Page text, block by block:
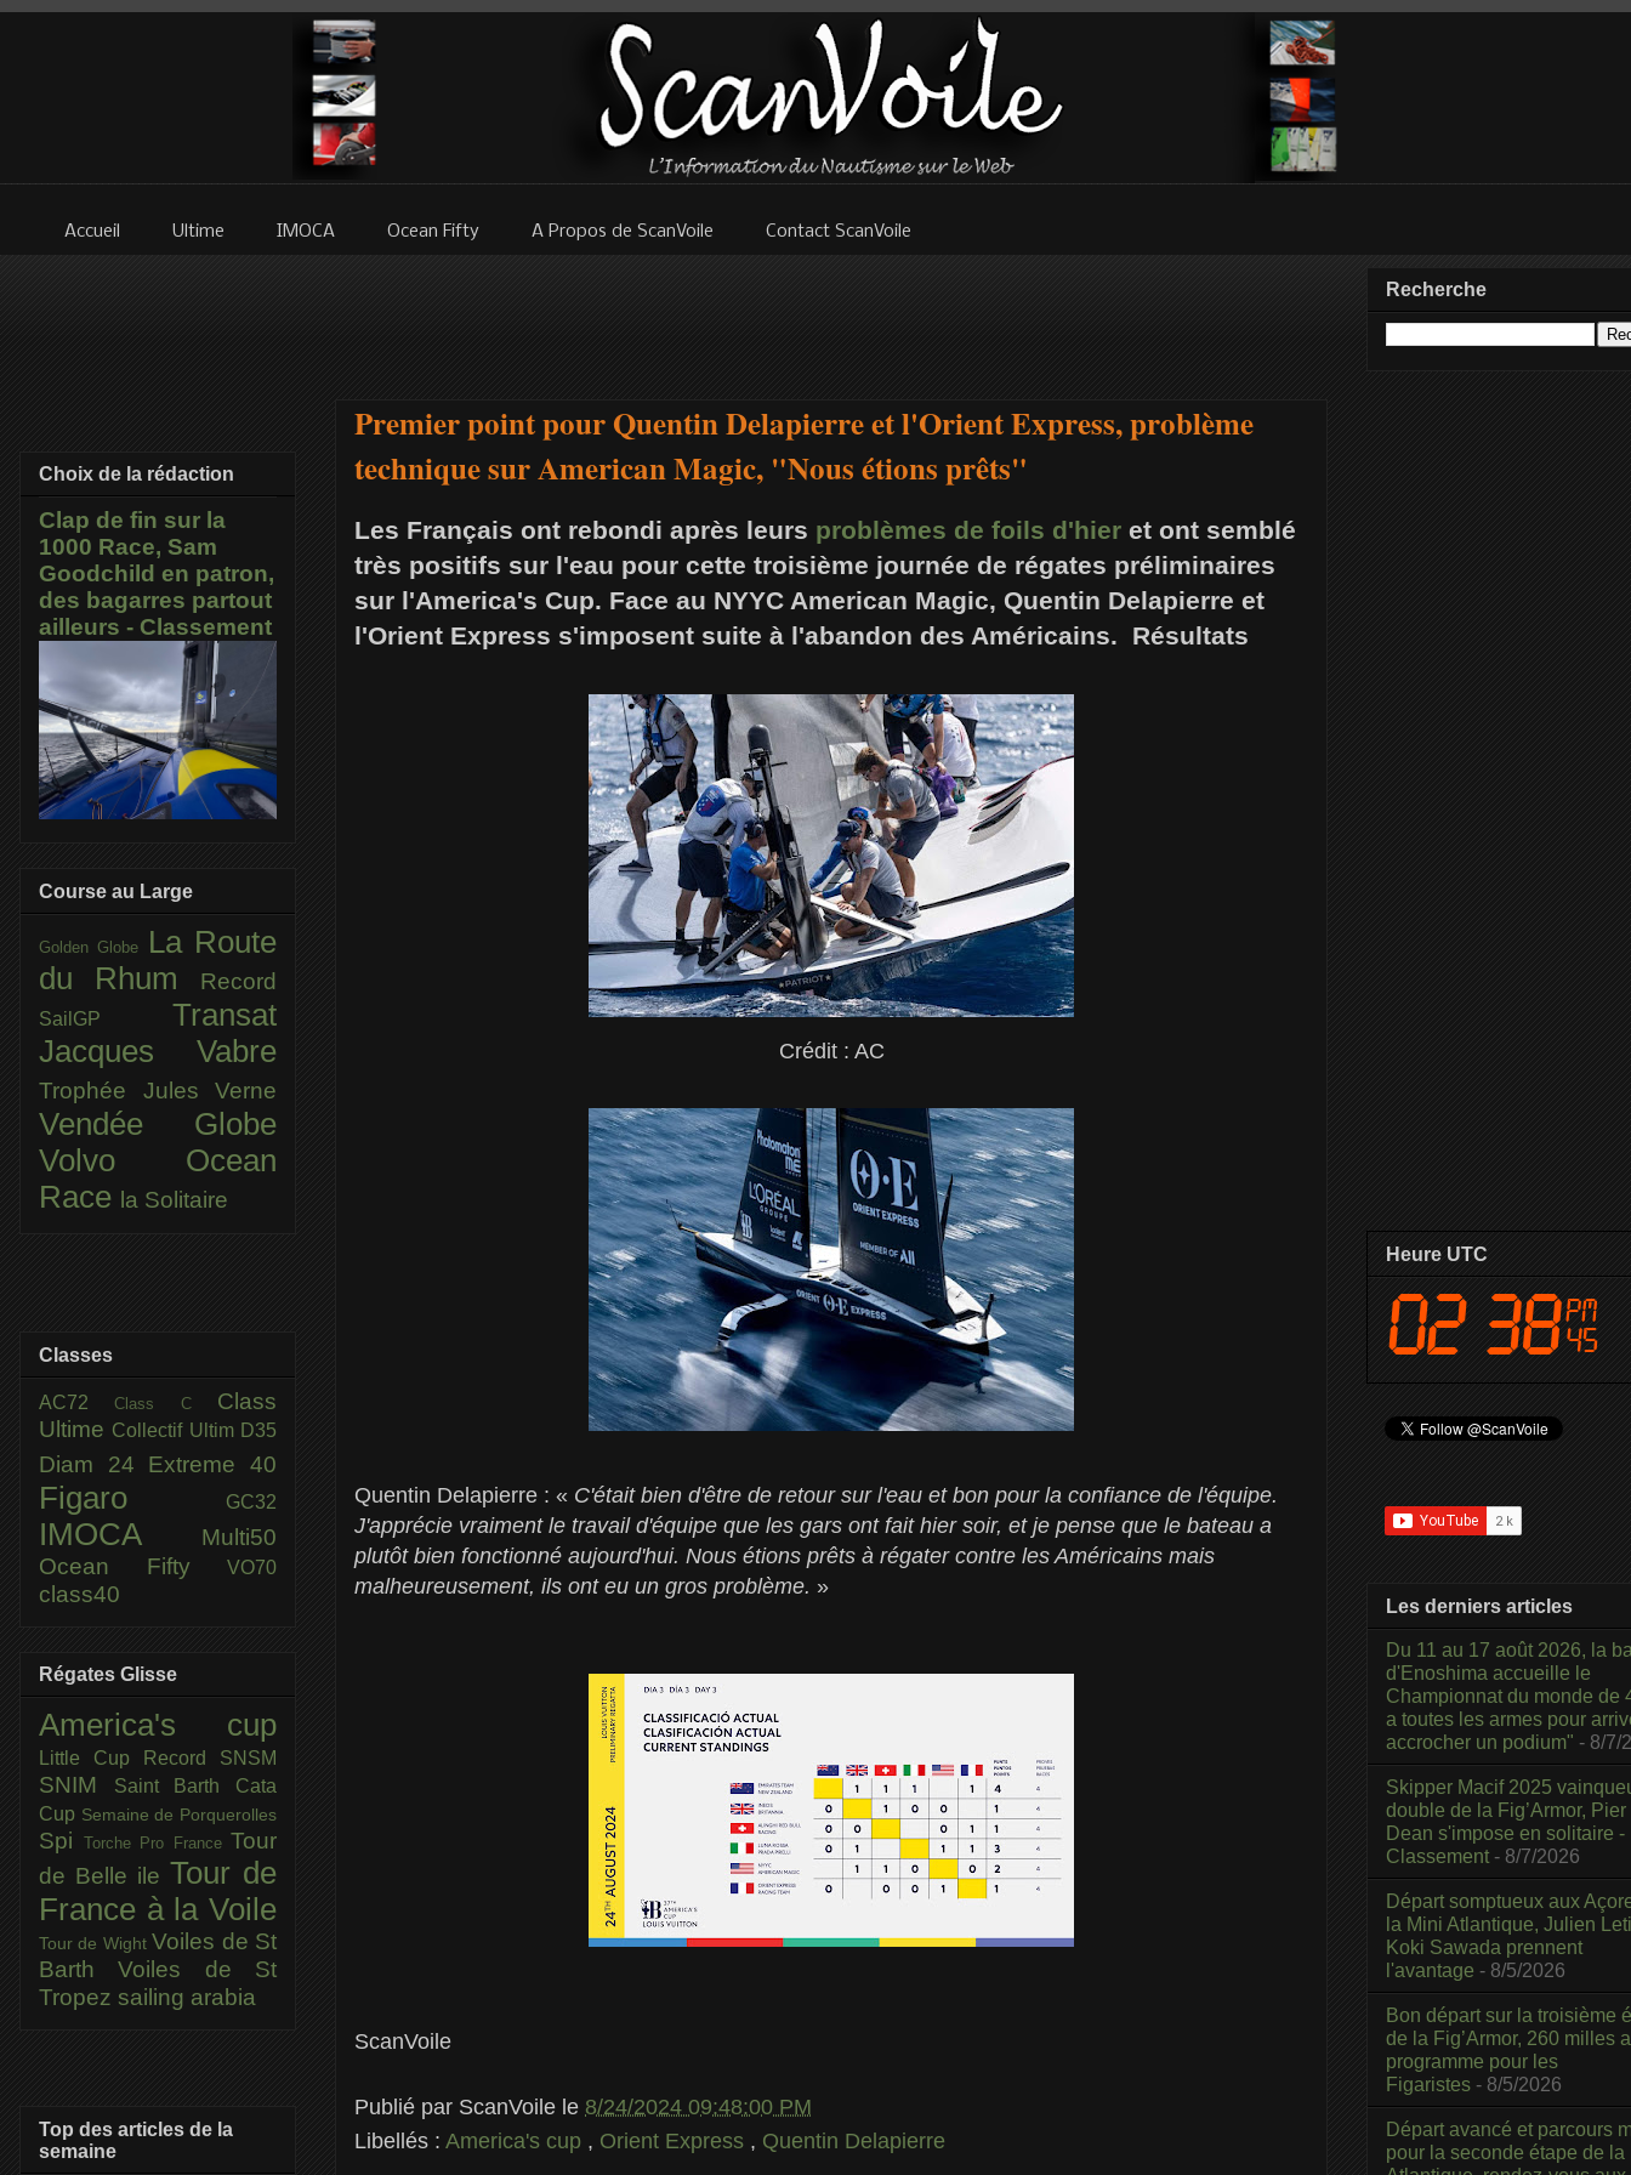
Accueil Ultime IMOCA Ocean Fifty A Propos de ScanVoile Contact ScanVoile
Premier point pour Quentin Delapierre et l'Orient Express, problème
technique sur American Magic, "Nous étions prêts"
Les Français ont rebondi après leurs problèmes de foils d'hier et ont semblé
très positifs sur l'eau pour cette troisième journée de régates préliminaires
sur l'America's Cup. Face au NYYC American Magic, Quentin Delapierre et
l'Orient Express s'imposent suite à l'abandon des Américains. Résultats
Crédit : AC
Quentin Delapierre : « C'était bien d'être de retour sur l'eau et bon pour la confiance de l'équipe.
J'apprécie vraiment le travail d'équipe que les gars ont fait hier soir, et je pense que le bateau a
plutôt bien fonctionné aujourd'hui. Nous étions prêts à régater contre les Américains mais
malheureusement, ils ont eu un gros problème. »
ScanVoile
Publié par ScanVoile le 8/24/2024 09:48:00 PM
Libellés : America's cup , Orient Express , Quentin Delapierre
Choix de la rédaction
Clap de fin sur la
1000 Race, Sam
Goodchild en patron,
des bagarres partout
ailleurs - Classement
Course au Large
Golden Globe
La Route
du Rhum
Record
SailGP Transat
Jacques Vabre
Trophée Jules Verne
Vendée Globe
Volvo Ocean
Race la Solitaire
Classes
AC72Class C Class
Ultime Collectif Ultim D35
Diam 24 Extreme 40
Figaro GC32
IMOCA
Multi50
Ocean Fifty
VO70
class40
Régates Glisse
America's cup
Little Cup Record SNSM
SNIM
Saint Barth Cata
Cup Semaine de Porquerolles
Spi Torche Pro France Tour
de Belle ile Tour de
France à la Voile
Tour de Wight Voiles de St
BarthVoiles de St
Tropez sailing arabia
Top des articles de la
semaine
Recherche
Heure UTC
Les derniers articles
Du 11 au 17 août 2026, la
d'Enoshima accueille le
Championnat du monde de
a toutes les armes pour
accrocher un podium" - 8/7/
Skipper Macif 2025
double de la Fig’Armor,
Dean s'impose en solitaire -
Classement - 8/7/2026
Départ somptueux aux
la Mini Atlantique, Julien
Koki Sawada prennent
l'avantage - 8/5/2026
Bon départ sur la troisième
de la Fig’Armor, 260 milles
programme pour les
Figaristes - 8/5/2026
Départ avancé et parcours
pour la seconde étape de la